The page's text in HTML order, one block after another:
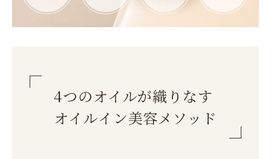
4つのオイルが織りなす
オイルイン美容メソッド